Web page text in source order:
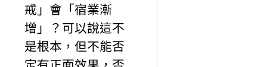
戒」會「宿業漸
增」？可以說這不
是根本，但不能否